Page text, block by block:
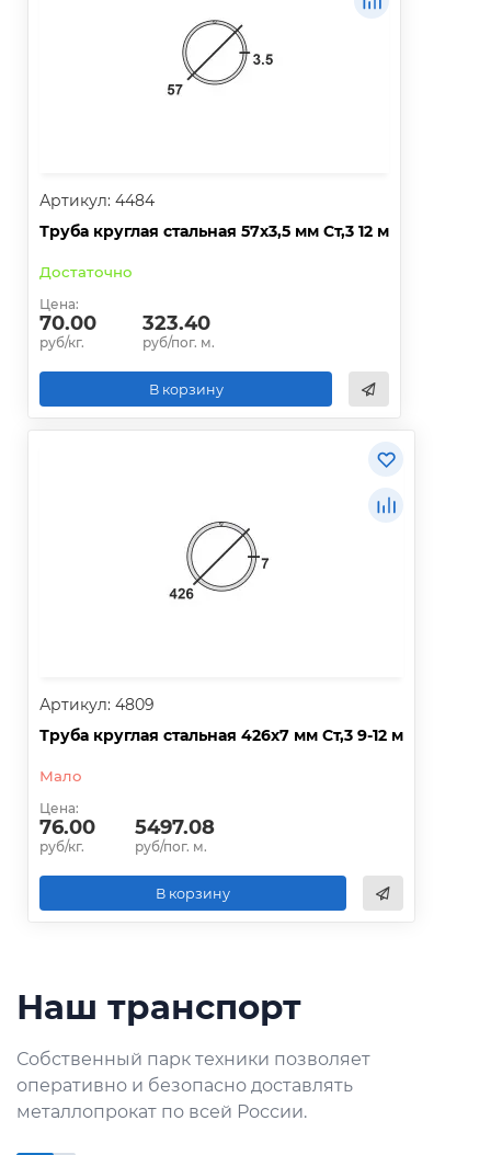
Артикул: 4484
Труба круглая стальная 57х3,5 мм Ст,3 12 м
Достаточно
Цена:
70.00
руб/кг.
323.40
руб/пог. м.
В корзину
Артикул: 4809
Труба круглая стальная 426х7 мм Ст,3 9-12 м
Мало
Цена:
76.00
руб/кг.
5497.08
руб/пог. м.
В корзину
Наш транспорт
Собственный парк техники позволяет
оперативно и безопасно доставлять
металлопрокат по всей России.